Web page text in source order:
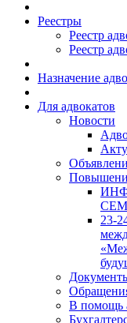
Реестры
Реестр
Реестр
Назначение
Для адвокатов
Новости
23-
В помощь